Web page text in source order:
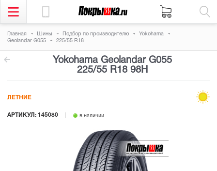
Главная Шины Подбор по производителю
Yokohama
Geolandar G055
225/55 R18
Yokohama Geolandar G055
225/55 R18 98H
АРТИКУЛ: 145080 в наличии
ЛЕТНИЕ